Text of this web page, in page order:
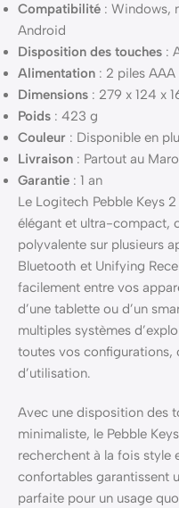
Compatibilité : Windows,
Android
Disposition des touches :
Alimentation : 2 piles
Dimensions : 279 x 124 x
Poids : 423 g
Couleur : Disponible en
Livraison : Partout au
Garantie : 1 an
Le Logitech Pebble Keys
élégant et ultra-compact,
polyvalente sur plusieurs
Bluetooth et Unifying
facilement entre vos
d’une tablette ou d’un
multiples systèmes
toutes vos configurations,
d’utilisation.
Avec une disposition des
minimaliste, le Pebble
recherchent à la fois style
confortables garantissent
parfaite pour un usage